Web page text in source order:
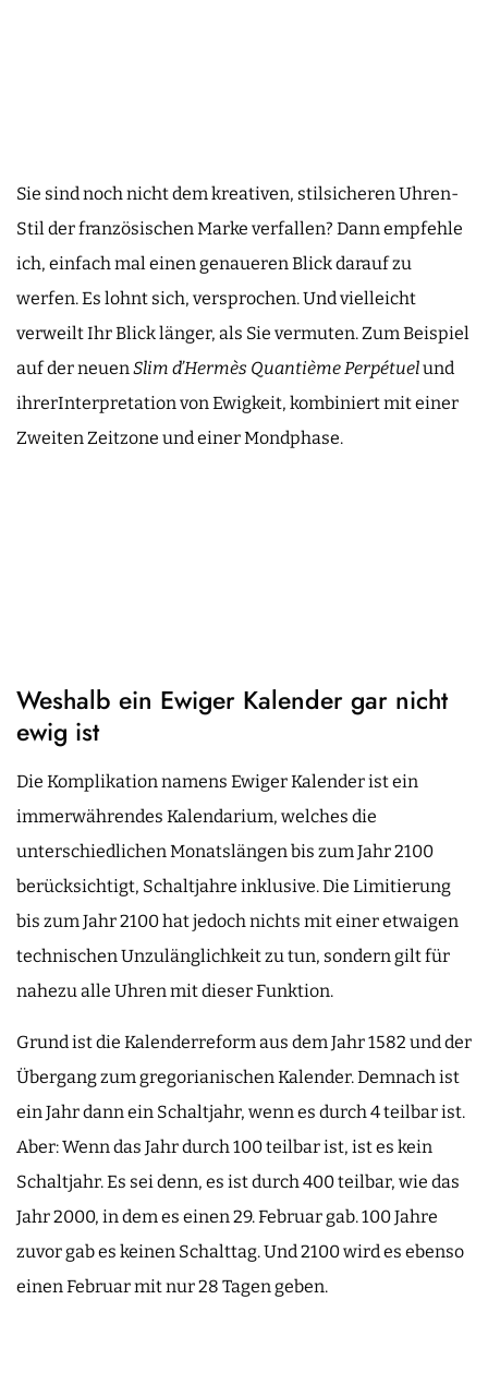
Sie sind noch nicht dem kreativen, stilsicheren Uhren-
Stil der französischen Marke verfallen? Dann empfehle
ich, einfach mal einen genaueren Blick darauf zu
werfen. Es lohnt sich, versprochen. Und vielleicht
verweilt Ihr Blick länger, als Sie vermuten. Zum Beispiel
auf der neuenSlim d’Hermès Quantième Perpétuelund
ihrerInterpretation von Ewigkeit, kombiniert mit einer
Zweiten Zeitzone und einer Mondphase.
Weshalb ein Ewiger Kalender gar nicht
ewig ist
Die Komplikation namens Ewiger Kalender ist ein
immerwährendes Kalendarium, welches die
unterschiedlichen Monatslängen bis zum Jahr 2100
berücksichtigt, Schaltjahre inklusive. Die Limitierung
bis zum Jahr 2100 hat jedoch nichts mit einer etwaigen
technischen Unzulänglichkeit zu tun, sondern gilt für
nahezu alle Uhren mit dieser Funktion.
Grund ist die Kalenderreform aus dem Jahr 1582 und der
Übergang zum gregorianischen Kalender. Demnach ist
ein Jahr dann ein Schaltjahr, wenn es durch 4 teilbar ist.
Aber: Wenn das Jahr durch 100 teilbar ist, ist es kein
Schaltjahr. Es sei denn, es ist durch 400 teilbar, wie das
Jahr 2000, in dem es einen 29. Februar gab. 100 Jahre
zuvor gab es keinen Schalttag. Und 2100 wird es ebenso
einen Februar mit nur 28 Tagen geben.